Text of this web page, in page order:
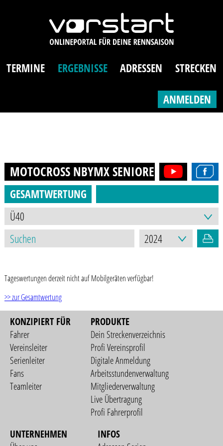
TERMINE ERGEBNISSE ADRESSEN STRECKEN
ANMELDEN
MOTOCROSS NBYMX SENIOREN (AB 40J.)
GESAMTWERTUNG
Tageswertungen derzeit nicht auf Mobilgeräten verfügbar!
>> zur Gesamtwertung
KONZIPIERT FÜR
Fahrer
Vereinsleiter
Serienleiter
Fans
Teamleiter
PRODUKTE
Dein Streckenverzeichnis
Profi Vereinsprofil
Digitale Anmeldung
Arbeitsstundenverwaltung
Mitgliederverwaltung
Live Übertragung
Profi Fahrerprofil
UNTERNEHMEN
INFOS